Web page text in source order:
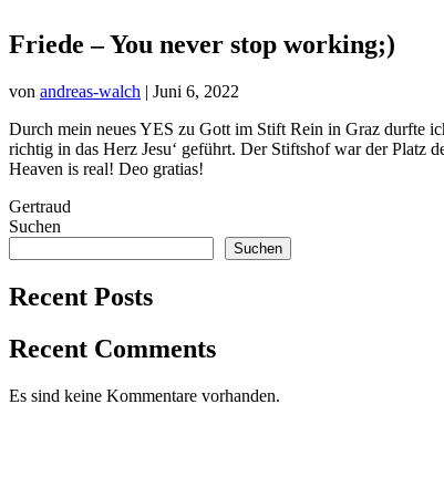
Friede – You never stop working;)
von andreas-walch | Juni 6, 2022
Durch mein neues YES zu Gott im Stift Rein in Graz durfte
richtig in das Herz Jesu‘ geführt. Der Stiftshof war der
Heaven is real! Deo gratias!
Gertraud
Suchen
Suchen
Recent Posts
Recent Comments
Es sind keine Kommentare vorhanden.